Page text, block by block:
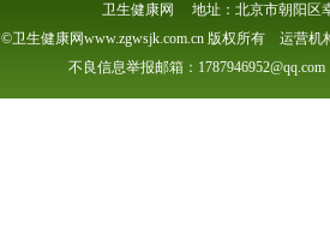
卫生健康网 地址：北京市朝阳区
©卫生健康网www.zgwsjk.com.cn 版权所有 运营
不良信息举报邮箱：